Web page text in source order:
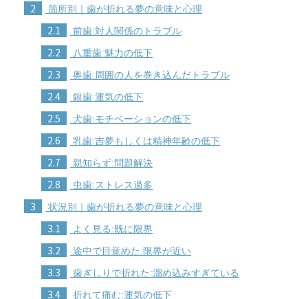
2 箇所別｜歯が折れる夢の意味と心理
2.1 前歯:対人関係のトラブル
2.2 八重歯:魅力の低下
2.3 奥歯:周囲の人を巻き込んだトラブル
2.4 銀歯:運気の低下
2.5 犬歯:モチベーションの低下
2.6 乳歯:吉夢もしくは精神年齢の低下
2.7 親知らず:問題解決
2.8 虫歯:ストレス過多
3 状況別｜歯が折れる夢の意味と心理
3.1 よく見る:既に限界
3.2 途中で目覚めた:限界が近い
3.3 歯ぎしりで折れた:溜め込みすぎている
3.4 折れて痛む:運気の低下